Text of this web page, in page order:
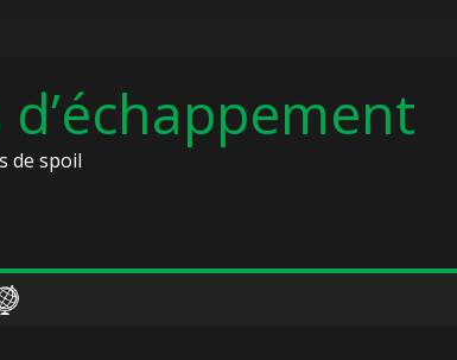
d’échappement
de spoil